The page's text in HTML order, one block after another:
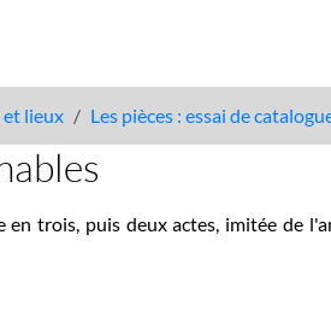
et lieux Les pièces : essai de
en trois, puis deux actes, imitée de